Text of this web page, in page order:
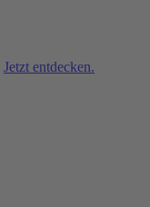
Jetzt entdecken.